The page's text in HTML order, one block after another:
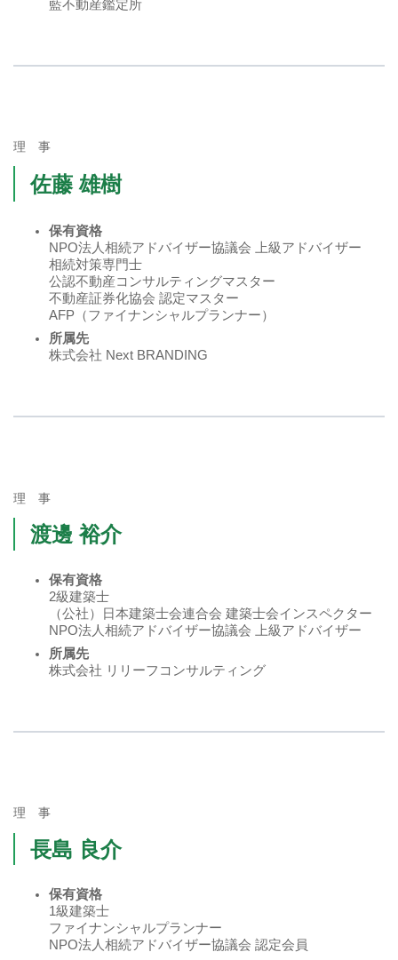
藍不動産鑑定所
理 事
佐藤 雄樹
保有資格
NPO法人相続アドバイザー協議会 上級アドバイザー
相続対策専門士
公認不動産コンサルティングマスター
不動産証券化協会 認定マスター
AFP（ファイナンシャルプランナー）
所属先
株式会社 Next BRANDING
理 事
渡邊 裕介
保有資格
2級建築士
（公社）日本建築士会連合会 建築士会インスペクター
NPO法人相続アドバイザー協議会 上級アドバイザー
所属先
株式会社 リリーフコンサルティング
理 事
長島 良介
保有資格
1級建築士
ファイナンシャルプランナー
NPO法人相続アドバイザー協議会 認定会員